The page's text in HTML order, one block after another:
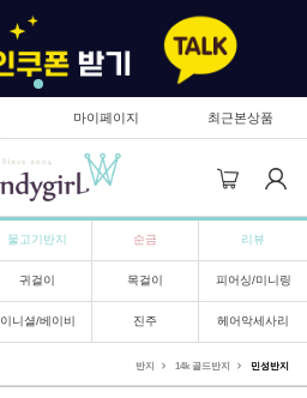
마이페이지 최근본상품
물고기반지 순금 리뷰
귀걸이 목걸이 피어싱/미니링
이니셜/베이비 진주 헤어악세사리
반지 14k 골드반지 민성반지